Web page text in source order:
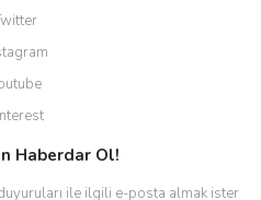
Haberdar Ol!
ile ilgili e-posta almak ister